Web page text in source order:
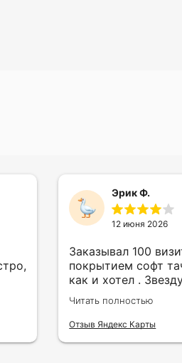
Эрик Ф.
12 июня 2026
Заказывал 100
покрытием софт
как и хотел .
как в первый день
закрытия а на
Читать полностью
Отзыв Яндекс Карты